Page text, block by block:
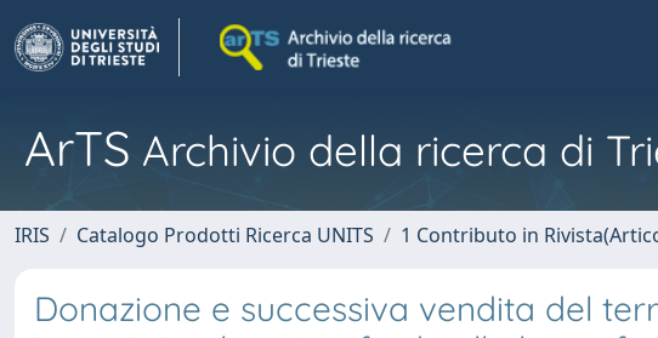
ArTS Archivio della ricerca di
IRIS Catalogo Prodotti Ricerca UNITS 1 Contributo in
Donazione e successiva vendita del